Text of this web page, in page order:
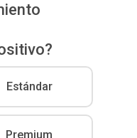
Estándar
Premium